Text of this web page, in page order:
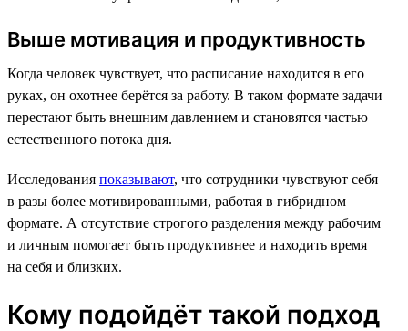
Выше мотивация и продуктивность
Когда человек чувствует, что расписание находится в его
руках, он охотнее берётся за работу. В таком формате задачи
перестают быть внешним давлением и становятся частью
естественного потока дня.
Исследования показывают, что сотрудники чувствуют себя
в разы более мотивированными, работая в гибридном
формате. А отсутствие строгого разделения между рабочим
и личным помогает быть продуктивнее и находить время
на себя и близких.
Кому подойдёт такой подход